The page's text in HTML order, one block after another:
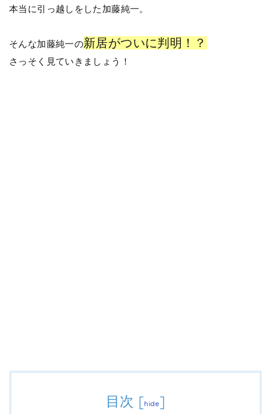
本当に引っ越しをした加藤純一。
そんな加藤純一の新居がついに判明！？
さっそく見ていきましょう！
目次 [hide]